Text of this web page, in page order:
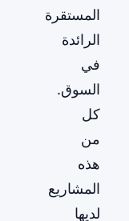
المستقرة
الرائدة
في
السوق.
كل
من
هذه
المشاريع
لديها